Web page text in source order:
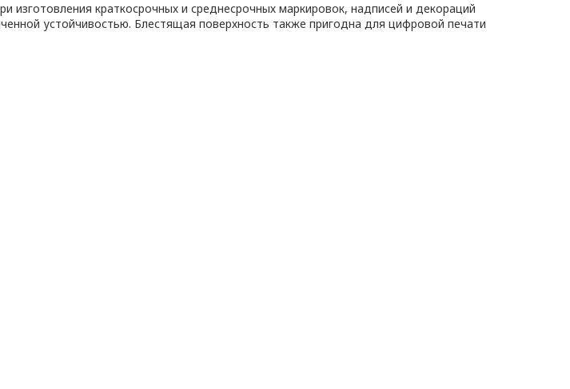
краткосрочных и среднесрочных маркировок, надписей и декораций
устойчивостью. Блестящая поверхность также пригодна для цифровой печати